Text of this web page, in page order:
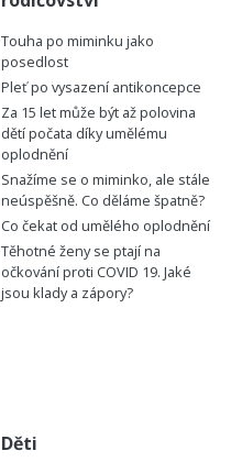
Touha po miminku jako
posedlost
Pleť po vysazení antikoncepce
Za 15 let může být až polovina
dětí počata díky umělému
oplodnění
Snažíme se o miminko, ale stále
neúspěšně. Co děláme špatně?
Co čekat od umělého oplodnění
Těhotné ženy se ptají na
očkování proti COVID 19. Jaké
jsou klady a zápory?
Děti